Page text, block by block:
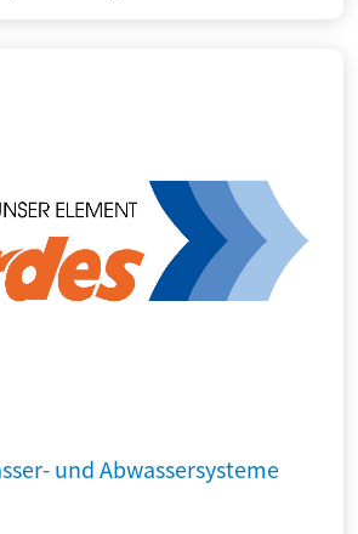
und Abwassersysteme